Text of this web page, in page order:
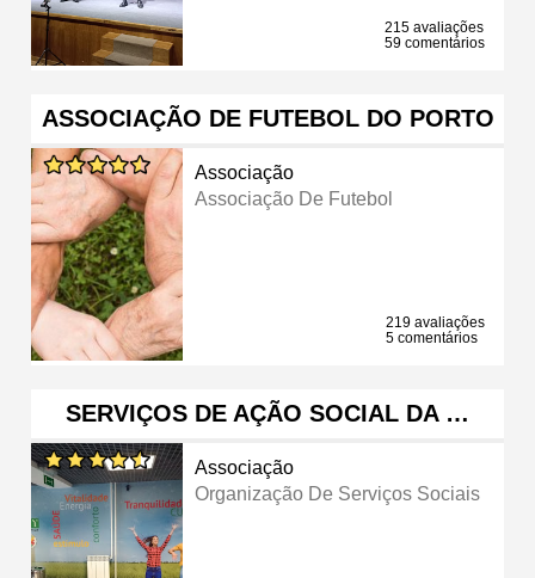
215 avaliações
59 comentários
ASSOCIAÇÃO DE FUTEBOL DO PORTO
Associação
Associação De Futebol
219 avaliações
5 comentários
SERVIÇOS DE AÇÃO SOCIAL DA …
Associação
Organização De Serviços Sociais